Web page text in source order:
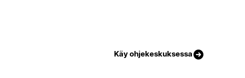
Käy ohjekeskuksessa